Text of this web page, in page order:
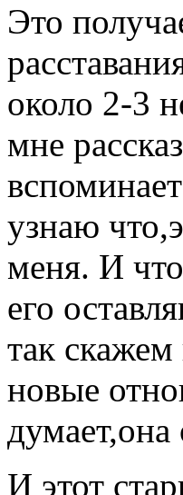
Это
около 2-3
мне
узнаю
меня. И что
его
так
новые
И этот